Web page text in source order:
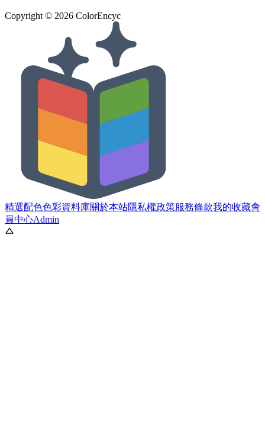
Copyright © 2026 ColorEncyc
精選配色色彩資料庫關於本站隱私權政策服務條款我的收藏會
員中心Admin